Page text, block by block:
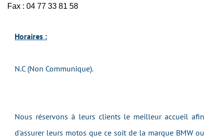
Fax : 04 77 33 81 58
Horaires :
N.C (Non Communique).
Nous réservons à leurs clients le meilleur accueil afin
d'assurer leurs motos que ce soit de la marque BMW ou